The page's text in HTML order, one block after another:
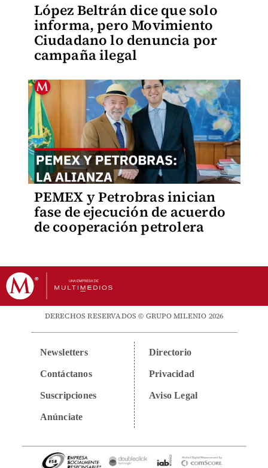
López Beltrán dice que solo
informa, pero Movimiento
Ciudadano lo denuncia por
campaña ilegal
PEMEX y Petrobras inician
fase de ejecución de acuerdo
de cooperación petrolera
DERECHOS RESERVADOS © GRUPO MILENIO 2026
Newsletters
Contáctanos
Suscripciones
Anúnciate
Directorio
Privacidad
Aviso Legal